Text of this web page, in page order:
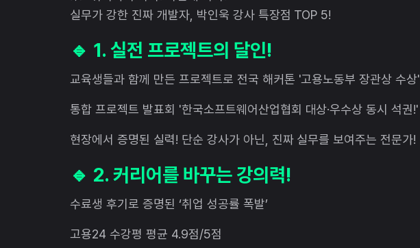
실무가 강한 진짜 개발자, 박인욱 강사 특장점 TOP 5!
🔹 1. 실전 프로젝트의 달인!
교육생들과 함께 만든 프로젝트로 전국 해커톤 '고용노동부 장관상 수상'
통합 프로젝트 발표회 '한국소프트웨어산업협회 대상·우수상 동시 석권!'
현장에서 증명된 실력! 단순 강사가 아닌, 진짜 실무를 보여주는 전문가!
🔹 2. 커리어를 바꾸는 강의력!
수료생 후기로 증명된 ‘취업 성공률 폭발’
고용24 수강평 평균 4.9점/5점